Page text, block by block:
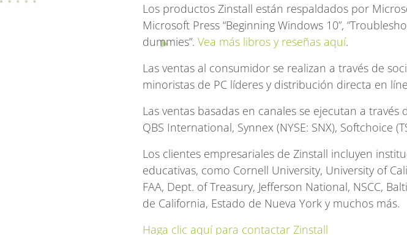
Los productos Zinstall están respaldados por
Microsoft Press “Beginning Windows 10”,
dummies”. Vea más libros y reseñas aquí.
Las ventas al consumidor se realizan a través de
minoristas de PC líderes y distribución directa en
Las ventas basadas en canales se ejecutan a
QBS International, Synnex (NYSE: SNX), Softchoice
Los clientes empresariales de Zinstall incluyen
educativas, como Cornell University, University of
FAA, Dept. of Treasury, Jefferson National, NSCC,
de California, Estado de Nueva York y muchos más.
Haga clic aquí para contactar Zinstall